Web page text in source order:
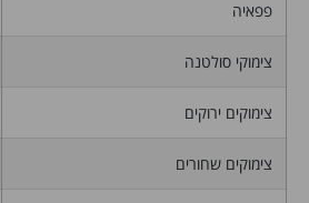
פפאיה
צימוקי סולטנה
צימוקים ירוקים
צימוקים שחורים